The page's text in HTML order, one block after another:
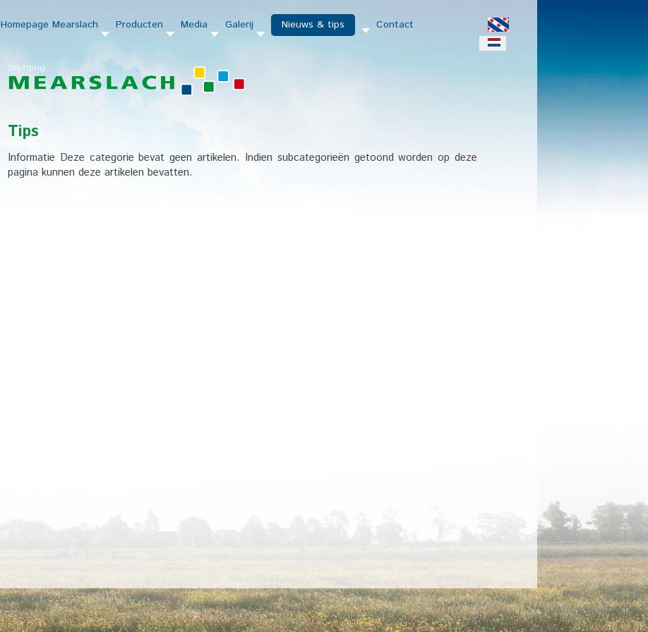
Homepage Mearslach Producten Media Galerij Nieuws & tips Contact
Tips
Informatie Deze categorie bevat geen artikelen. Indien subcategorieën getoond worden op deze
pagina kunnen deze artikelen bevatten.